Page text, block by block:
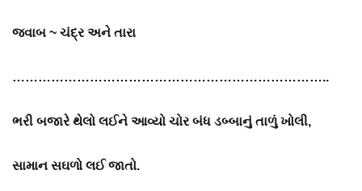
જવાબ ~ ચંદ્ર અને તારા
………………………………………………………………..
ભરી બજારે થેલો લઈને આવ્યો ચોર બંધ ડબ્બાનું તાળું ખોલી,
સામાન સઘળો લઈ જાતો.